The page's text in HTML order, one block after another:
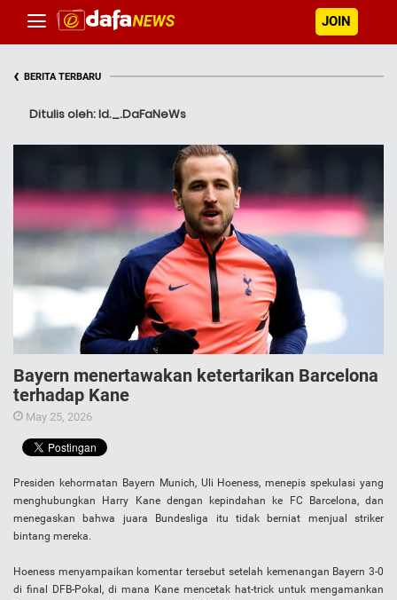
JOIN
‹ BERITA TERBARU
Ditulis oleh: Id._.DaFaNeWs
Bayern menertawakan ketertarikan Barcelona
terhadap Kane
May 25, 2026
Presiden kehormatan Bayern Munich, Uli Hoeness, menepis spekulasi yang
menghubungkan Harry Kane dengan kepindahan ke FC Barcelona, ​​dan
menegaskan bahwa juara Bundesliga itu tidak berniat menjual striker
bintang mereka.
Hoeness menyampaikan komentar tersebut setelah kemenangan Bayern 3-0
di final DFB-Pokal, di mana Kane mencetak hat-trick untuk mengamankan